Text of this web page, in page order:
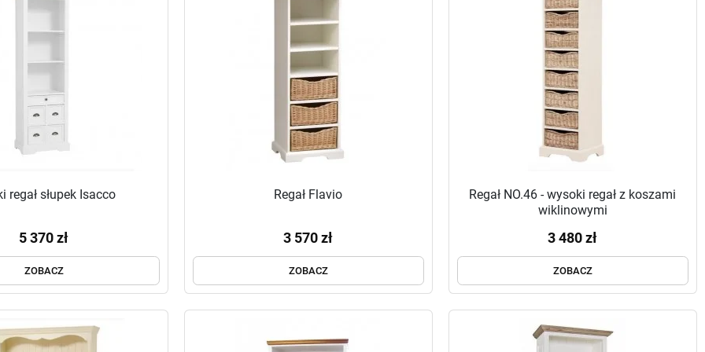
regał słupek Isacco
5 370 zł
ZOBACZ
Regał Flavio
3 570 zł
ZOBACZ
Regał NO.46 - wysoki regał z koszami
wiklinowymi
3 480 zł
ZOBACZ